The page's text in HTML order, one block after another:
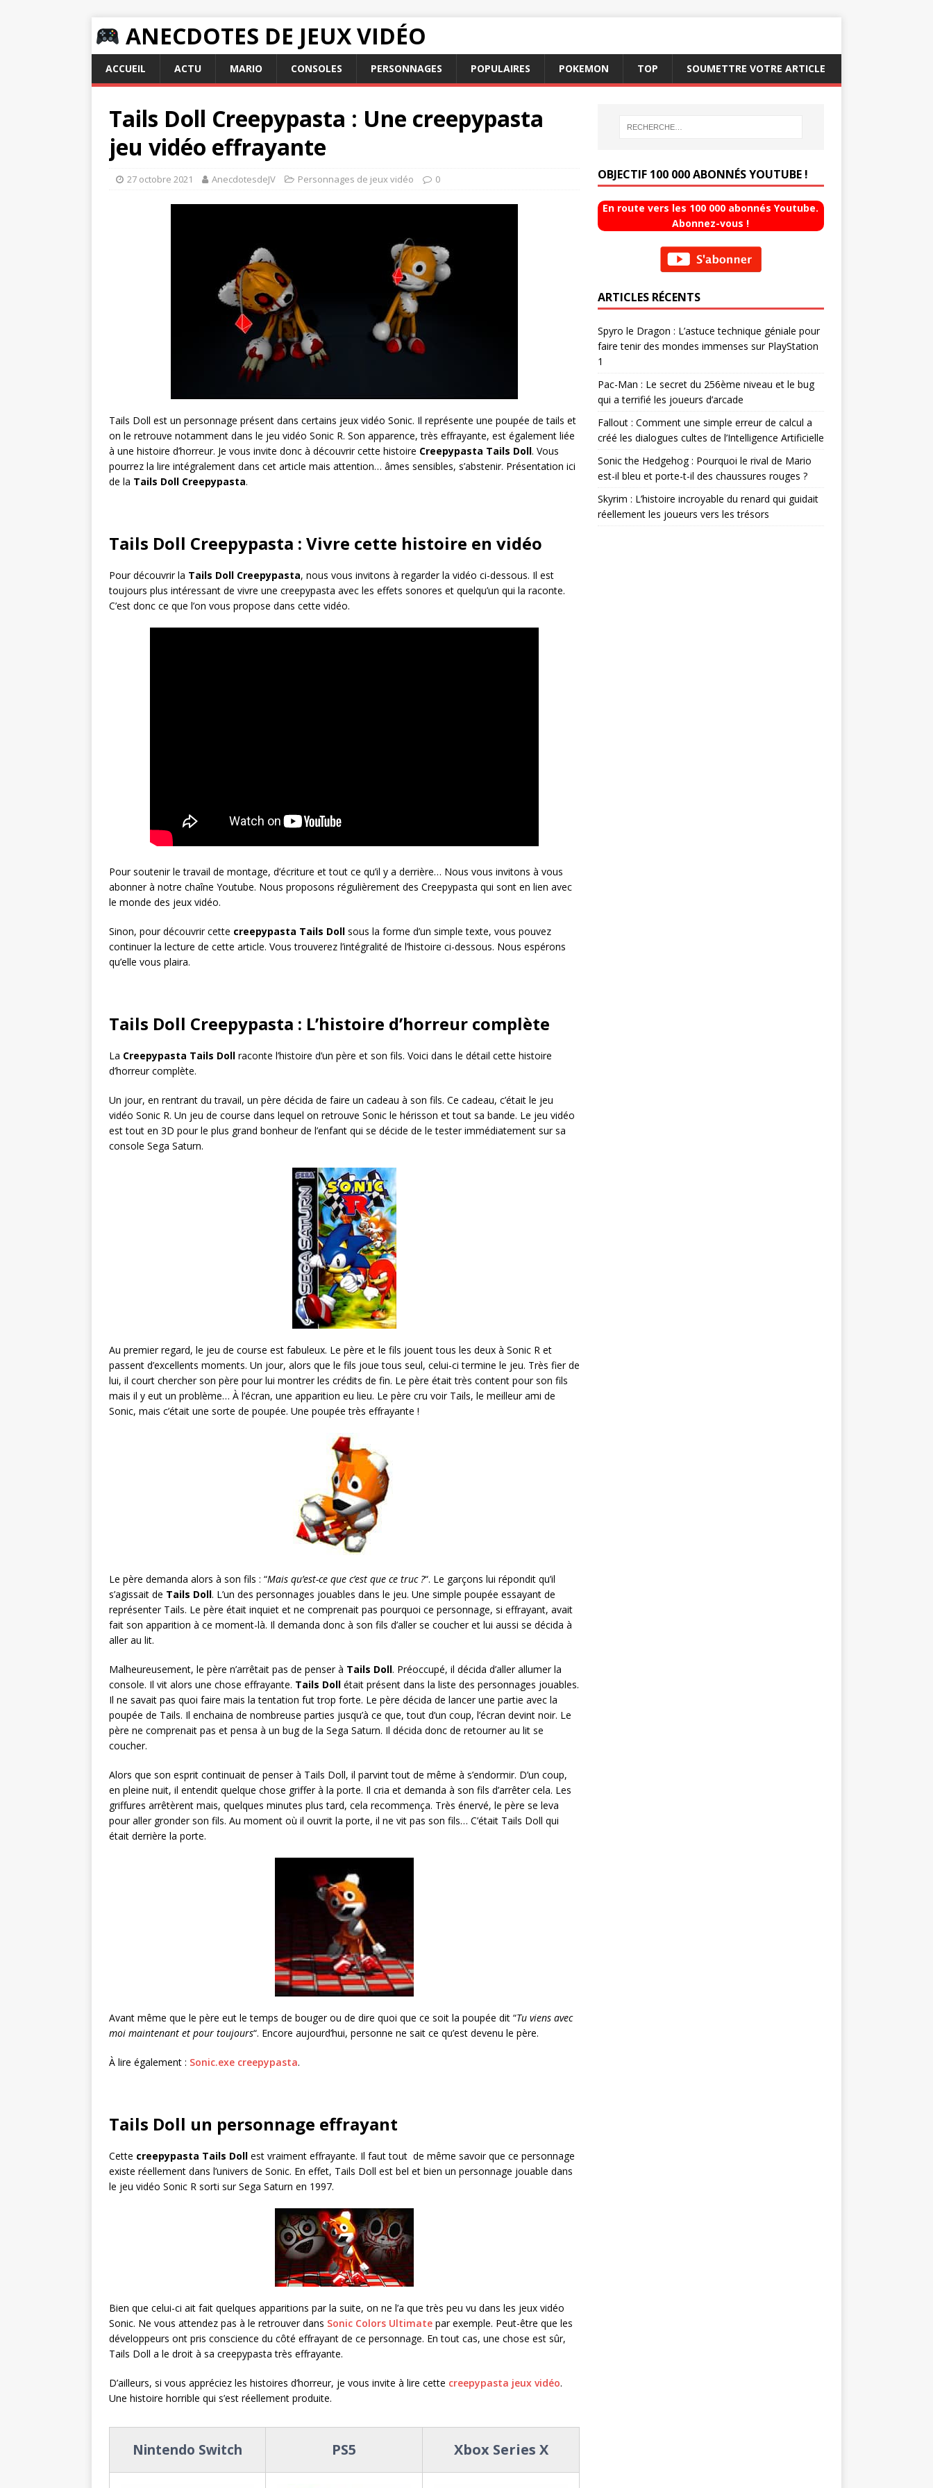
ANECDOTES DE JEUX VIDÉO
ACCUEIL ACTU MARIO CONSOLES PERSONNAGES POPULAIRES POKEMON TOP SOUMETTRE VOTRE ARTICLE
Tails Doll Creepypasta : Une creepypasta
jeu vidéo effrayante
27 octobre 2021 AnecdotesdeJV Personnages de jeux vidéo 0
Tails Doll est un personnage présent dans certains jeux vidéo Sonic. Il représente une poupée de tails et
on le retrouve notamment dans le jeu vidéo Sonic R. Son apparence, très effrayante, est également liée
à une histoire d’horreur. Je vous invite donc à découvrir cette histoire Creepypasta Tails Doll. Vous
pourrez la lire intégralement dans cet article mais attention… âmes sensibles, s’abstenir. Présentation ici
de la Tails Doll Creepypasta.
Tails Doll Creepypasta : Vivre cette histoire en vidéo
Pour découvrir la Tails Doll Creepypasta, nous vous invitons à regarder la vidéo ci-dessous. Il est
toujours plus intéressant de vivre une creepypasta avec les effets sonores et quelqu’un qui la raconte.
C’est donc ce que l’on vous propose dans cette vidéo.
Pour soutenir le travail de montage, d’écriture et tout ce qu’il y a derrière… Nous vous invitons à vous
abonner à notre chaîne Youtube. Nous proposons régulièrement des Creepypasta qui sont en lien avec
le monde des jeux vidéo.
Sinon, pour découvrir cette creepypasta Tails Doll sous la forme d’un simple texte, vous pouvez
continuer la lecture de cette article. Vous trouverez l’intégralité de l’histoire ci-dessous. Nous espérons
qu’elle vous plaira.
Tails Doll Creepypasta : L’histoire d’horreur complète
La Creepypasta Tails Doll raconte l’histoire d’un père et son fils. Voici dans le détail cette histoire
d’horreur complète.
Un jour, en rentrant du travail, un père décida de faire un cadeau à son fils. Ce cadeau, c’était le jeu
vidéo Sonic R. Un jeu de course dans lequel on retrouve Sonic le hérisson et tout sa bande. Le jeu vidéo
est tout en 3D pour le plus grand bonheur de l’enfant qui se décide de le tester immédiatement sur sa
console Sega Saturn.
Au premier regard, le jeu de course est fabuleux. Le père et le fils jouent tous les deux à Sonic R et
passent d’excellents moments. Un jour, alors que le fils joue tous seul, celui-ci termine le jeu. Très fier de
lui, il court chercher son père pour lui montrer les crédits de fin. Le père était très content pour son fils
mais il y eut un problème… À l’écran, une apparition eu lieu. Le père cru voir Tails, le meilleur ami de
Sonic, mais c’était une sorte de poupée. Une poupée très effrayante !
Le père demanda alors à son fils : “Mais qu’est-ce que c’est que ce truc ?“. Le garçons lui répondit qu’il
s’agissait de Tails Doll. L’un des personnages jouables dans le jeu. Une simple poupée essayant de
représenter Tails. Le père était inquiet et ne comprenait pas pourquoi ce personnage, si effrayant, avait
fait son apparition à ce moment-là. Il demanda donc à son fils d’aller se coucher et lui aussi se décida à
aller au lit.
Malheureusement, le père n’arrêtait pas de penser à Tails Doll. Préoccupé, il décida d’aller allumer la
console. Il vit alors une chose effrayante. Tails Doll était présent dans la liste des personnages jouables.
Il ne savait pas quoi faire mais la tentation fut trop forte. Le père décida de lancer une partie avec la
poupée de Tails. Il enchaina de nombreuse parties jusqu’à ce que, tout d’un coup, l’écran devint noir. Le
père ne comprenait pas et pensa à un bug de la Sega Saturn. Il décida donc de retourner au lit se
coucher.
Alors que son esprit continuait de penser à Tails Doll, il parvint tout de même à s’endormir. D’un coup,
en pleine nuit, il entendit quelque chose griffer à la porte. Il cria et demanda à son fils d’arrêter cela. Les
griffures arrêtèrent mais, quelques minutes plus tard, cela recommença. Très énervé, le père se leva
pour aller gronder son fils. Au moment où il ouvrit la porte, il ne vit pas son fils… C’était Tails Doll qui
était derrière la porte.
Avant même que le père eut le temps de bouger ou de dire quoi que ce soit la poupée dit “Tu viens avec
moi maintenant et pour toujours“. Encore aujourd’hui, personne ne sait ce qu’est devenu le père.
À lire également : Sonic.exe creepypasta.
Tails Doll un personnage effrayant
Cette creepypasta Tails Doll est vraiment effrayante. Il faut tout de même savoir que ce personnage
existe réellement dans l’univers de Sonic. En effet, Tails Doll est bel et bien un personnage jouable dans
le jeu vidéo Sonic R sorti sur Sega Saturn en 1997.
Bien que celui-ci ait fait quelques apparitions par la suite, on ne l’a que très peu vu dans les jeux vidéo
Sonic. Ne vous attendez pas à le retrouver dans Sonic Colors Ultimate par exemple. Peut-être que les
développeurs ont pris conscience du côté effrayant de ce personnage. En tout cas, une chose est sûr,
Tails Doll a le droit à sa creepypasta très effrayante.
D’ailleurs, si vous appréciez les histoires d’horreur, je vous invite à lire cette creepypasta jeux vidéo.
Une histoire horrible qui s’est réellement produite.
Nintendo Switch PS5 Xbox Series X
OBJECTIF 100 000 ABONNÉS YOUTUBE !
En route vers les 100 000 abonnés Youtube.
Abonnez-vous !
ARTICLES RÉCENTS
Spyro le Dragon : L’astuce technique géniale pour
faire tenir des mondes immenses sur PlayStation
1
Pac-Man : Le secret du 256ème niveau et le bug
qui a terrifié les joueurs d’arcade
Fallout : Comment une simple erreur de calcul a
créé les dialogues cultes de l’Intelligence Artificielle
Sonic the Hedgehog : Pourquoi le rival de Mario
est-il bleu et porte-t-il des chaussures rouges ?
Skyrim : L’histoire incroyable du renard qui guidait
réellement les joueurs vers les trésors